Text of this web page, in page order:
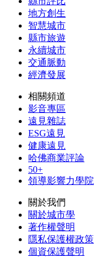
地方創生
智慧城市
縣市旅遊
永續城市
交通脈動
經濟發展
相關頻道
影音專區
遠見雜誌
ESG遠見
健康遠見
哈佛商業評論
50+
領導影響力學院
關於我們
關於城市學
著作權聲明
隱私保護權政策
個資保護聲明